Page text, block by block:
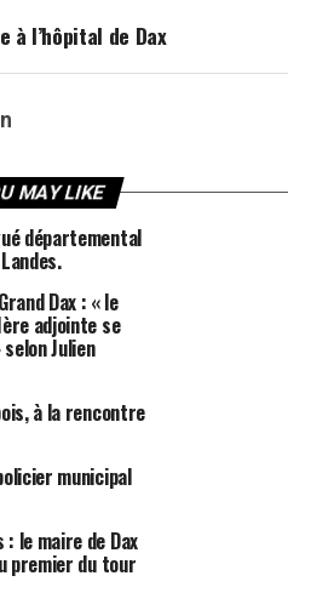
à l’hôpital de Dax
MAY LIKE
départemental
Dax : « le
adjointe se
Julien
à la rencontre
municipal
le maire de Dax
premier du tour